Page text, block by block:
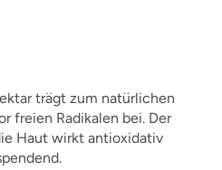
trägt zum natürlichen
freien Radikalen bei. Der
Haut wirkt antioxidativ